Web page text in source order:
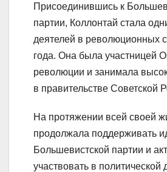
Присоединившись к
партии, Коллонтай стала
деятелей в революционных
года. Она была участницей
революции и занимала
в правительстве Советской
На протяжении всей своей
продолжала поддерживать
Большевистской партии и
участвовать в политической